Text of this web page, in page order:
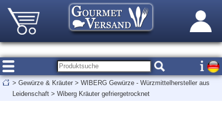
> Gewürze & Kräuter > WIBERG Gewürze - Würzmittelhersteller aus
Leidenschaft > Wiberg Kräuter gefriergetrocknet